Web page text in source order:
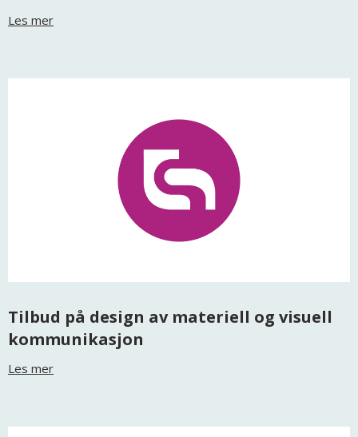
Les mer
Tilbud på design av materiell og visuell
kommunikasjon
Les mer